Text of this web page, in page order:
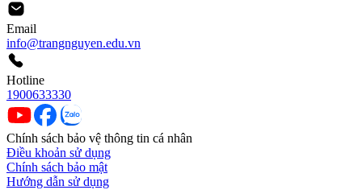
Email
info@trangnguyen.edu.vn
Hotline
1900633330
Chính sách bảo vệ thông tin cá nhân
Điều khoản sử dụng
Chính sách bảo mật
Hướng dẫn sử dụng